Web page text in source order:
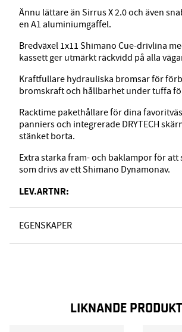
Ännu lättare än Sirrus X 2.0 och även
en A1 aluminiumgaffel.
Bredväxel 1x11 Shimano Cue-drivlina
kassett ger utmärkt räckvidd på alla
Kraftfullare hydrauliska bromsar för
bromskraft och hållbarhet under tuffa
Racktime pakethållare för dina
panniers och integrerade DRYTECH
stänket borta.
Extra starka fram- och baklampor för att
som drivs av ett Shimano Dynamonav.
LEV.ARTNR:
EGENSKAPER
LIKNANDE